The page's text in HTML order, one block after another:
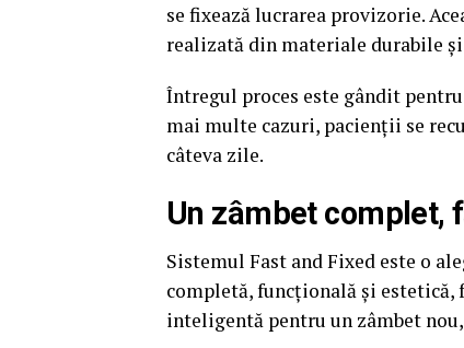
se fixează lucrarea provizorie.
realizată din materiale durabile
Întregul proces este gândit
mai multe cazuri, pacienții se
câteva zile.
Un zâmbet complet,
Sistemul Fast and Fixed este o
completă, funcțională și
inteligentă pentru un zâmbet